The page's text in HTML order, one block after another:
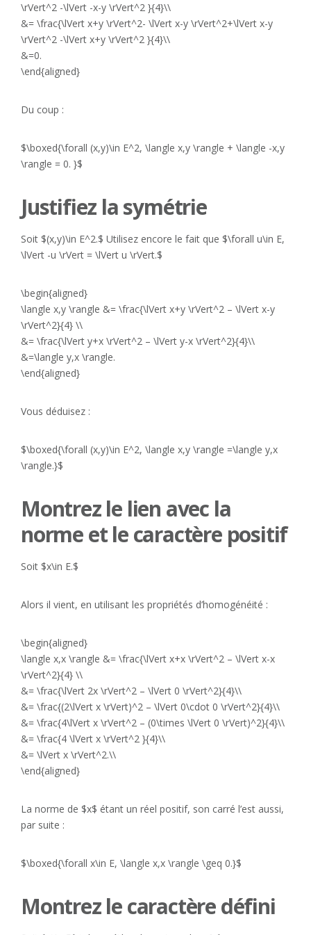
\rVert^2 -\lVert -x-y \rVert^2 }{4}\\
&= \frac{\lVert x+y \rVert^2- \lVert x-y \rVert^2+\lVert x-y
\rVert^2 -\lVert x+y \rVert^2 }{4}\\
&=0.
\end{aligned}
Du coup :
$\boxed{\forall (x,y)\in E^2, \langle x,y \rangle + \langle -x,y
\rangle = 0. }$
Justifiez la symétrie
Soit $(x,y)\in E^2.$ Utilisez encore le fait que $\forall u\in E,
\lVert -u \rVert = \lVert u \rVert.$
\begin{aligned}
\langle x,y \rangle &= \frac{\lVert x+y \rVert^2 – \lVert x-y
\rVert^2}{4} \\
&= \frac{\lVert y+x \rVert^2 – \lVert y-x \rVert^2}{4}\\
&=\langle y,x \rangle.
\end{aligned}
Vous déduisez :
$\boxed{\forall (x,y)\in E^2, \langle x,y \rangle =\langle y,x
\rangle.}$
Montrez le lien avec la
norme et le caractère positif
Soit $x\in E.$
Alors il vient, en utilisant les propriétés d’homogénéité :
\begin{aligned}
\langle x,x \rangle &= \frac{\lVert x+x \rVert^2 – \lVert x-x
\rVert^2}{4} \\
&= \frac{\lVert 2x \rVert^2 – \lVert 0 \rVert^2}{4}\\
&= \frac{(2\lVert x \rVert)^2 – \lVert 0\cdot 0 \rVert^2}{4}\\
&= \frac{4\lVert x \rVert^2 – (0\times \lVert 0 \rVert)^2}{4}\\
&= \frac{4 \lVert x \rVert^2 }{4}\\
&= \lVert x \rVert^2.\\
\end{aligned}
La norme de $x$ étant un réel positif, son carré l’est aussi,
par suite :
$\boxed{\forall x\in E, \langle x,x \rangle \geq 0.}$
Montrez le caractère défini